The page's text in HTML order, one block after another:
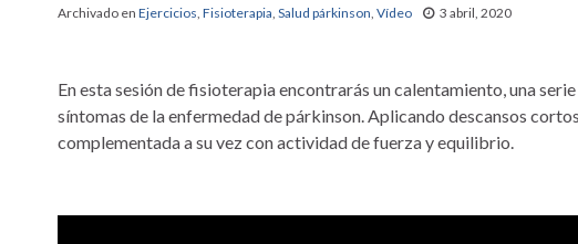
Archivado en Ejercicios, Fisioterapia, Salud párkinson, Vídeo 3 abril, 2020
En esta sesión de fisioterapia encontrarás un calentamiento, una
síntomas de la enfermedad de párkinson. Aplicando descansos
complementada a su vez con actividad de fuerza y equilibrio.